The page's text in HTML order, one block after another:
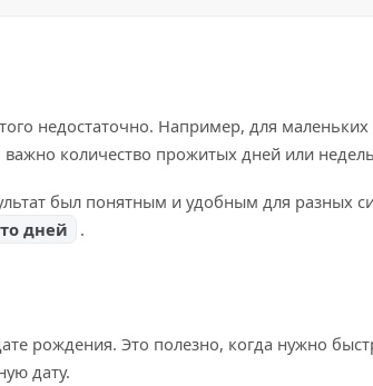
недостаточно. Например, для маленьких
количество прожитых дней или
был понятным и удобным для разных
дней .
рождения. Это полезно, когда нужно
дату.